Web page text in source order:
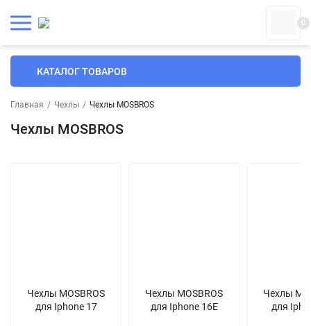
0
КАТАЛОГ ТОВАРОВ
Главная / Чехлы / Чехлы MOSBROS
Чехлы MOSBROS
Чехлы MOSBROS
для Iphone 17
Чехлы MOSBROS
для Iphone 16E
Чехлы
для